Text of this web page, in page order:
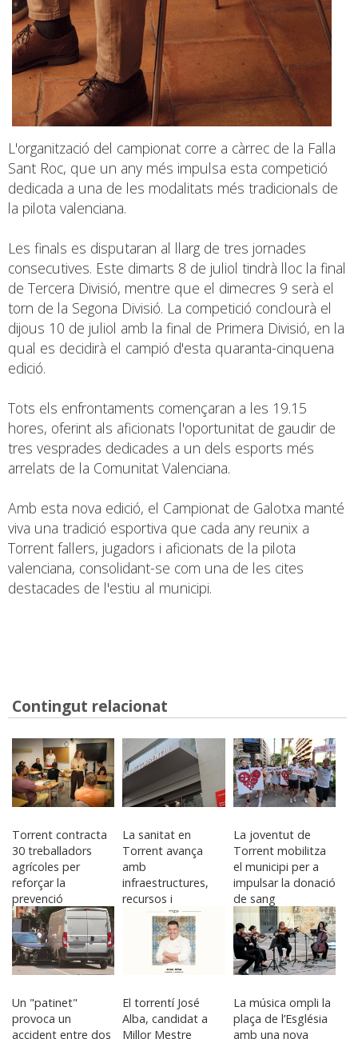
L'organització del campionat corre a càrrec de la Falla
Sant Roc, que un any més impulsa esta competició
dedicada a una de les modalitats més tradicionals de
la pilota valenciana.
Les finals es disputaran al llarg de tres jornades
consecutives. Este dimarts 8 de juliol tindrà lloc la final
de Tercera Divisió, mentre que el dimecres 9 serà el
torn de la Segona Divisió. La competició conclourà el
dijous 10 de juliol amb la final de Primera Divisió, en la
qual es decidirà el campió d'esta quaranta-cinquena
edició.
Tots els enfrontaments començaran a les 19.15
hores, oferint als aficionats l'oportunitat de gaudir de
tres vesprades dedicades a un dels esports més
arrelats de la Comunitat Valenciana.
Amb esta nova edició, el Campionat de Galotxa manté
viva una tradició esportiva que cada any reunix a
Torrent fallers, jugadors i aficionats de la pilota
valenciana, consolidant-se com una de les cites
destacades de l'estiu al municipi.
Contingut relacionat
Torrent contracta
30 treballadors
agrícoles per
reforçar la
prevenció
d'incendis i el
manteniment del
medi
La sanitat en
Torrent avança
amb
infraestructures,
recursos i
projectes de futur
La joventut de
Torrent mobilitza
el municipi per a
impulsar la donació
de sang
Un "patinet"
provoca un
accident entre dos
El torrentí José
Alba, candidat a
Millor Mestre
La música ompli la
plaça de l’Església
amb una nova